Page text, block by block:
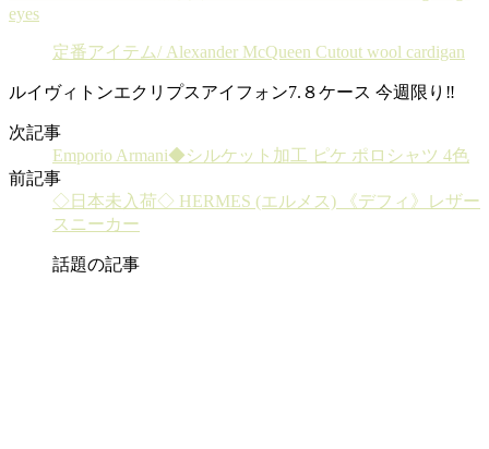
eyes
定番アイテム/ Alexander McQueen Cutout wool cardigan
ルイヴィトンエクリプスアイフォン7.８ケース 今週限り‼︎
次記事
Emporio Armani◆シルケット加工 ピケ ポロシャツ 4色
前記事
◇日本未入荷◇ HERMES (エルメス) 《デフィ》レザー
スニーカー
話題の記事